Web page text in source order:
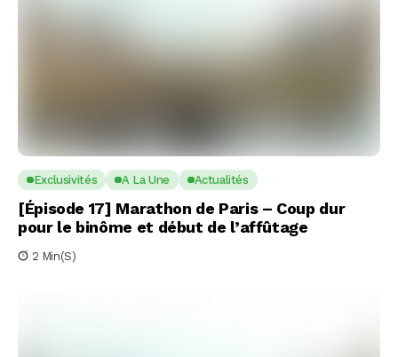
Exclusivités A La Une Actualités
[Épisode 17] Marathon de Paris – Coup dur
pour le binôme et début de l’affûtage
2 Min(s)